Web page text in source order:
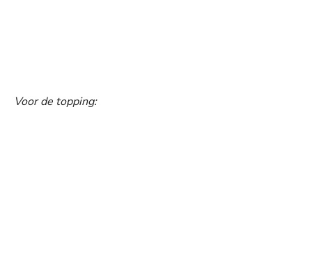
Voor de topping: